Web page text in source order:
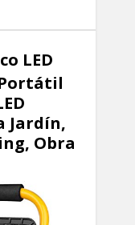
LED
Jardín,
Obra